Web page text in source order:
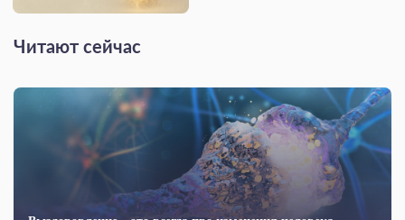
Читают сейчас